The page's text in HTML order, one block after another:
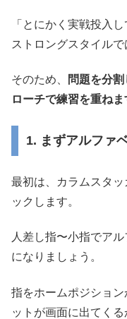
「とにかく実戦投入
ストロングスタイルで
そのため、
問題を分
ローチで練習を重ねま
1. まずアルファ
最初は、カラムスタ
ックします。
人差し指〜小指でア
になりましょう。
指をホームポジショ
ットが画面に出てくる